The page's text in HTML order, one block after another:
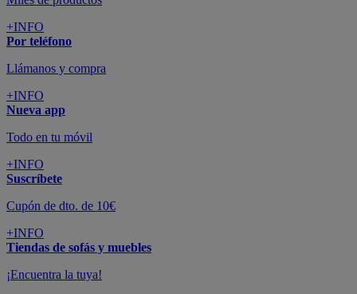
+INFO
Por teléfono
Llámanos y compra
+INFO
Nueva app
Todo en tu móvil
+INFO
Suscríbete
Cupón de dto. de 10€
+INFO
Tiendas de sofás y muebles
¡Encuentra la tuya!